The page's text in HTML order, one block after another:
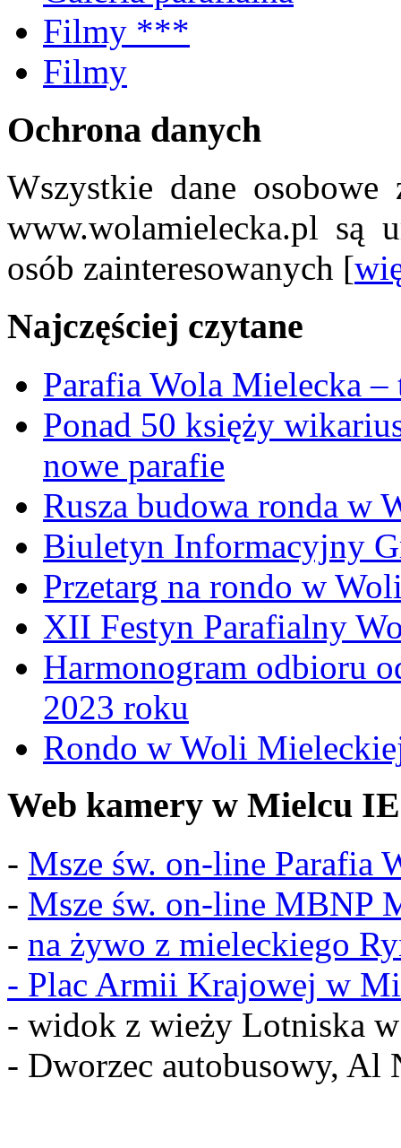
Filmy ***
Filmy
Ochrona danych
Wszystkie dane osobowe
www.wolamielecka.pl są
osób zainteresowanych [
Najczęściej czytane
Parafia Wola Mielecka
Ponad 50 księży
nowe parafie
Rusza budowa ronda w
Biuletyn Informacyjny
Przetarg na rondo w
XII Festyn Parafialny
Harmonogram odbioru
2023 roku
Rondo w Woli
Web kamery w Mielcu IE
- Msze św. on-line Parafia
- Msze św. on-line MBNP
- na żywo z mieleckiego
- Plac Armii Krajowej w
- widok z wieży Lotniska
- Dworzec autobusowy, Al